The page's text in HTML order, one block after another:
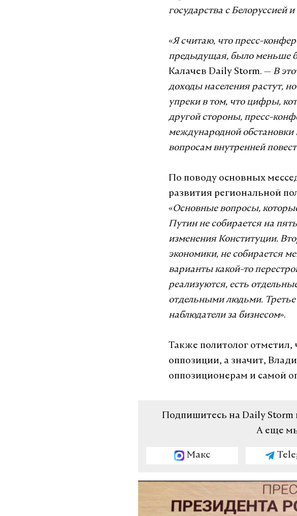
государства с Белоруссией
«Я считаю, что пресс-
предыдущая, было меньше
Калачев Daily Storm. — В
доходы населения растут,
упреки в том, что цифры,
другой стороны, пресс-
международной
вопросам внутренней
По поводу основных
развития региональной
«Основные вопросы,
Путин не собирается на
изменения Конституции.
экономики, не собирается
варианты какой-то
реализуются, есть
отдельными людьми. Третье
наблюдатели за бизнесом».
Также политолог отметил,
оппозиции, а значит,
оппозиционерам и самой
Подпишитесь на Daily Storm
А еще
Макс